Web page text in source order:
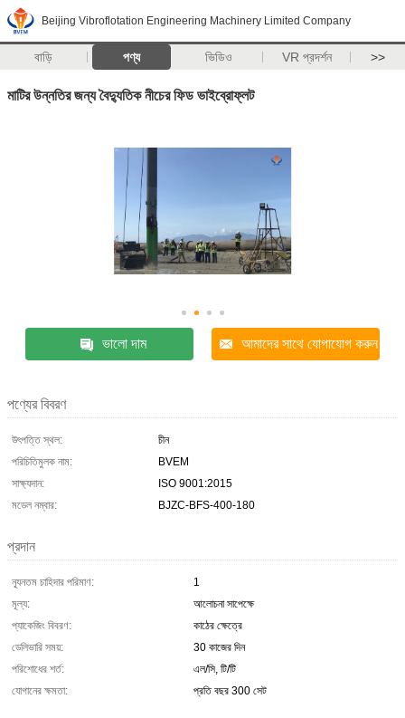
Beijing Vibroflotation Engineering Machinery Limited Company
বাড়ি পণ্য ভিডিও VR প্রদর্শন >>
মাটির উন্নতির জন্য বৈদ্যুতিক নীচের ফিড ভাইব্রোফ্লট
ভালো দাম আমাদের সাথে যোগাযোগ করুন
পণ্যের বিবরণ
উৎপত্তি স্থল:
চীন
পরিচিতিমুলক নাম:
BVEM
সাক্ষ্যদান:
ISO 9001:2015
মডেল নম্বার:
BJZC-BFS-400-180
প্রদান
ন্যূনতম চাহিদার পরিমাণ:
1
মূল্য:
আলোচনা সাপেক্ষে
প্যাকেজিং বিবরণ:
কাঠের ক্ষেত্রে
ডেলিভারি সময়:
30 কাজের দিন
পরিশোধের শর্ত:
এল/সি, টি/টি
যোগানের ক্ষমতা:
প্রতি বছর 300 সেট